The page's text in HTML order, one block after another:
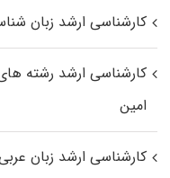
کارشناسی ارشد زبان
کارشناسی ارشد رﺷﺘﻪ
اﻣﻴﻦ
کارشناسی ارشد زبان